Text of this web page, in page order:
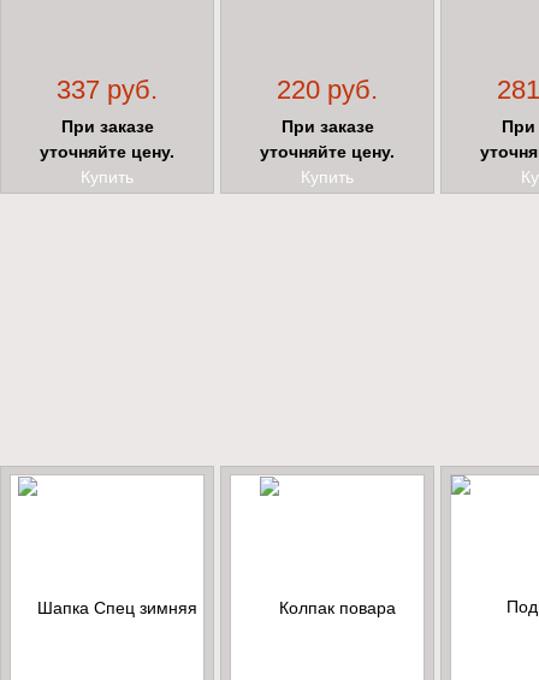
337 руб.
При заказе
уточняйте цену.
Купить
220 руб.
При заказе
уточняйте цену.
Купить
При